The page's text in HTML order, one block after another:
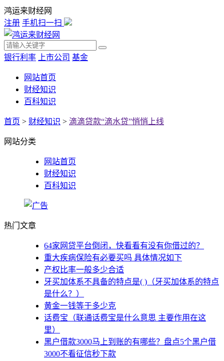
鸿运来财经网
注册 手机扫一扫
银行利率 上市公司 基金
网站首页
财经知识
百科知识
首页 > 财经知识 > 滴滴贷款“滴水贷”悄悄上线
网站分类
网站首页
财经知识
百科知识
热门文章
64家网贷平台倒闭，快看看有没有你借过的？
重大疾病保险有必要买吗 具体情况如下
产权比率一般多少合适
牙买加体系不具备的特点是( )（牙买加体系的特点
是什么？）
黄金一钱等于多少克
话费宝（联通话费宝是什么意思 主要作用在这
里）
黑户借款3000马上到账的有哪些？盘点5个黑户借
3000不看征信秒下款